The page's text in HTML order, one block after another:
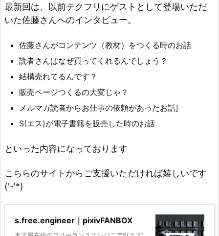
最新回は、以前テクフリにゲストとして登場いただ
いた佐藤さんへのインタビュー。
佐藤さんがコンテンツ（教材）をつくる時のお話
読者さんはなぜ買ってくれるんでしょう？
結構売れてるんです？
販売ページつくるの大変じゃ？
メルマガ読者からお仕事の依頼があったお話]
S(エス)が電子書籍を販売した時のお話
といった内容になっております
こちらのサイトからご支援いただければ嬉しいです
('-'*)
s.free.engineer｜pixivFANBOX